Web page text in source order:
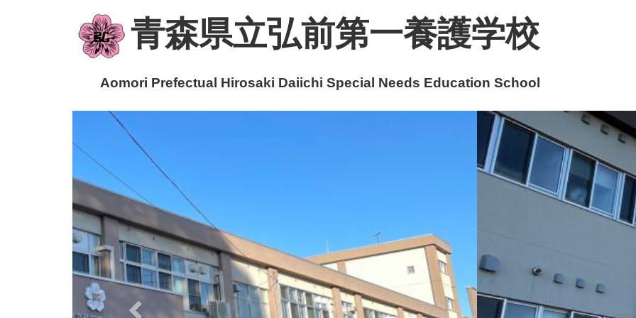
青森県立弘前第一養護学校
Aomori Prefectual Hirosaki Daiichi Special Needs Education School
r
i
o
u
s